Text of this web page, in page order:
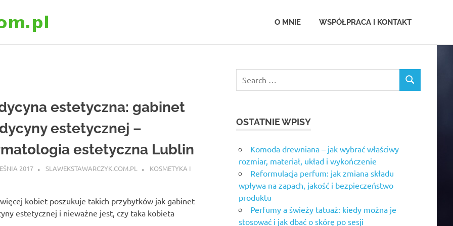
slawekstawarczyk.com.pl
O MNIE WSPÓŁPRACA I KONTAKT
estetyczna: gabinet
estetycznej –
estetyczna Lublin
2017 SLAWEKSTAWARCZYK.COM.PL
KOSMETYKA I
kobiet poszukuje takich przybytków jak gabinet
estetycznej i nieważne jest, czy taka kobieta
OSTATNIE WPISY
Komoda drewniana – jak wybrać właściwy
rozmiar, materiał, układ i wykończenie
Reformulacja perfum: jak zmiana składu
wpływa na zapach, jakość i bezpieczeństwo
produktu
Perfumy a świeży tatuaż: kiedy można je
stosować i jak dbać o skórę po sesji